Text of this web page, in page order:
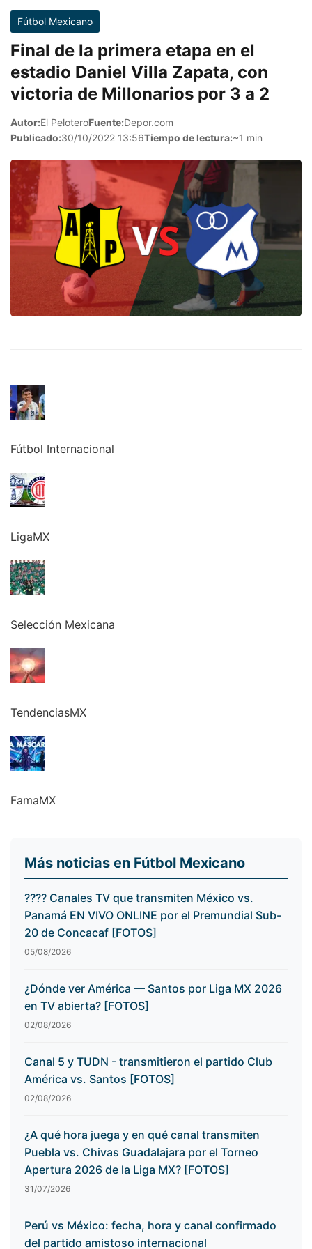
Fútbol Mexicano
Final de la primera etapa en el
estadio Daniel Villa Zapata, con
victoria de Millonarios por 3 a 2
Autor:El PeloteroFuente:Depor.com
Publicado:30/10/2022 13:56Tiempo de lectura:~1 min
Fútbol Internacional
LigaMX
Selección Mexicana
TendenciasMX
FamaMX
Más noticias en Fútbol Mexicano
???? Canales TV que transmiten México vs.
Panamá EN VIVO ONLINE por el Premundial Sub-
20 de Concacaf [FOTOS]
05/08/2026
¿Dónde ver América — Santos por Liga MX 2026
en TV abierta? [FOTOS]
02/08/2026
Canal 5 y TUDN - transmitieron el partido Club
América vs. Santos [FOTOS]
02/08/2026
¿A qué hora juega y en qué canal transmiten
Puebla vs. Chivas Guadalajara por el Torneo
Apertura 2026 de la Liga MX? [FOTOS]
31/07/2026
Perú vs México: fecha, hora y canal confirmado
del partido amistoso internacional